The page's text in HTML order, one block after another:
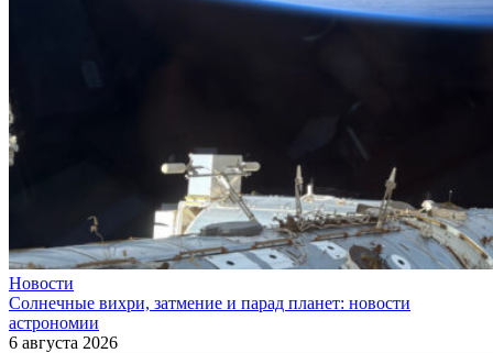
Новости
Солнечные вихри, затмение и парад планет: новости
астрономии
6 августа 2026